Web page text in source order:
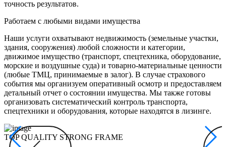
точность результатов.
Работаем с любыми видами имущества
Наши услуги охватывают недвижимость (земельные участки,
здания, сооружения) любой сложности и категории,
движимое имущество (транспорт, спецтехника, оборудование,
морские и воздушные суда) и товарно-материальные ценности
(любые ТМЦ, принимаемые в залог). В случае страхового
события мы организуем оперативный осмотр и предоставляем
детальный отчет о состоянии имущества. Мы также готовы
организовать систематический контроль транспорта,
спецтехники и оборудования, которые находятся в лизинге.
TOP QUALITY STRONG FRAME